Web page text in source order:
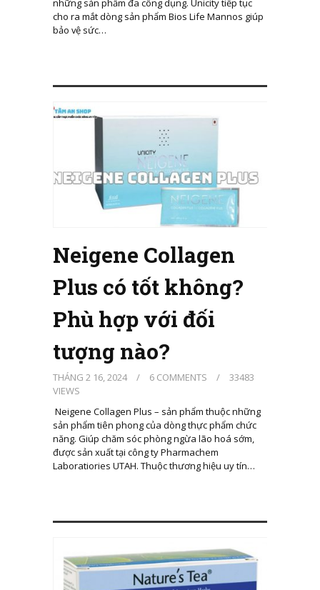
những sản phẩm đa công dụng. Unicity tiếp tục
cho ra mắt dòng sản phẩm Bios Life Mannos giúp
bảo vệ sức…
Neigene Collagen
Plus có tốt không?
Phù hợp với đối
tượng nào?
THÁNG 2 16, 2024 / 6 COMMENTS /
33483
VIEWS
Neigene Collagen Plus – sản phẩm thuộc những
sản phẩm tiên phong của dòng thực phẩm chức
năng. Giúp chăm sóc phòng ngừa lão hoá sớm,
được sản xuất tại công ty Pharmachem
Laboratiories UTAH. Thuộc thương hiệu uy tín…